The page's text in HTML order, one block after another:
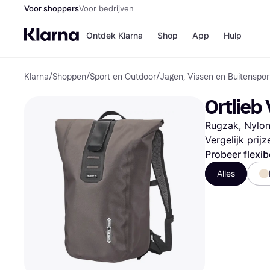
Voor shoppersVoor bedrijven
Ontdek Klarna Shop
Winkels
Bol
H&M
Kruidvat
App Hulp
Klarna/Shoppen/Sport en Outdoor/Jagen, Vissen en
Ortlieb
Rugzak, Nylon
Vergelijk
Probeer
Alles